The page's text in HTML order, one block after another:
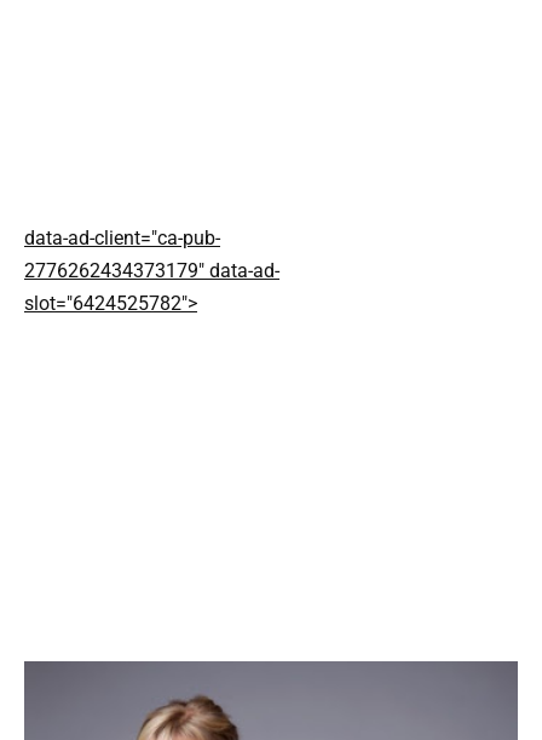
data-ad-client="ca-pub-
2776262434373179" data-ad-
slot="6424525782">